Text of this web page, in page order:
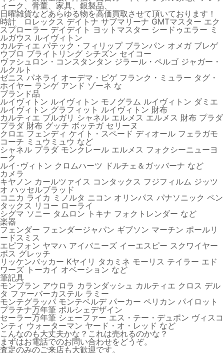
ィーク、骨董、家具、銀製品、
日曜雑貨などあらゆる物を高価買取させて頂いております！
時計 ロレックス デイトナ サブマリーナ GMTマスター エク
スプローラー デイデイト ヨットマスター シードゥエラー ミ
ルガウス ルイヴィトン
カルティエ パテック・フィリップ ブランパン オメガ ブレゲ
ウブロ ブライトリング シチズン セイコー
ヴァシュロン・コンスタンタン ジラール・ペルゴ ジャガー・
ルクルト
ゼニス パネライ オーデマ・ピゲ フランク・ミュラー タグ・
ホイヤー ランゲ アンド ゾーネ な
ブランド品
ルイヴィトン ルイヴィトン モノグラム ルイヴィトン ダミエ
ルイヴィトン グラフィット ルイヴィトン 財布
カルティエ ブルガリ シャネル エルメス エルメス 財布 プラダ
プラダ 財布 グッチ ボッテガ セリーヌ
クロエ フェンディ ケイト・スペード ディオール フェラガモ
コーチ ミュウミュウ など
シャネル プラダ モンクレール エルメス フォクシーニューヨ
ーク
ルイ･ヴィトン クロムハーツ ドルチェ＆ガッバーナ など
カメラ
キヤノン カールツァイス コンタックス フジフィルム ジッツ
オ ハッセルブラッド
コニカ ライカ ミノルタ ニコン オリンパス パナソニック ペン
タックス リコー ローライ
シグマ ソニー タムロン トキナ フォクトレンダー など
楽器
フェンダー フェンダージャパン ギブソン マーチン ポールリ
ードスミス
エピフォン ヤマハ アイバニーズ イーエスピー スクワイヤー
ボス グレッチ
リッケンバッカー Kヤイリ タカミネ モーリス テイラー エド
ワーズ トーカイ オベーション など
筆記具
モンブラン アウロラ カランダッシュ カルティエ クロス デル
タ ファーバーカステル ラミー
モンテグラッパ モンテベルデ パーカー ペリカン パイロット
プラチナ万年筆 ポルシェデザイン
セーラー万年筆 シェーファー エス・テー・デュポン ヴィスコ
ンティ ウォーターマン ヤード・オ・レッド など
こんなのも大丈夫かな？これは売れるのかな？
まずはお電話でのお問い合わせをどうぞ。
査定のみのご来店も大歓迎です。